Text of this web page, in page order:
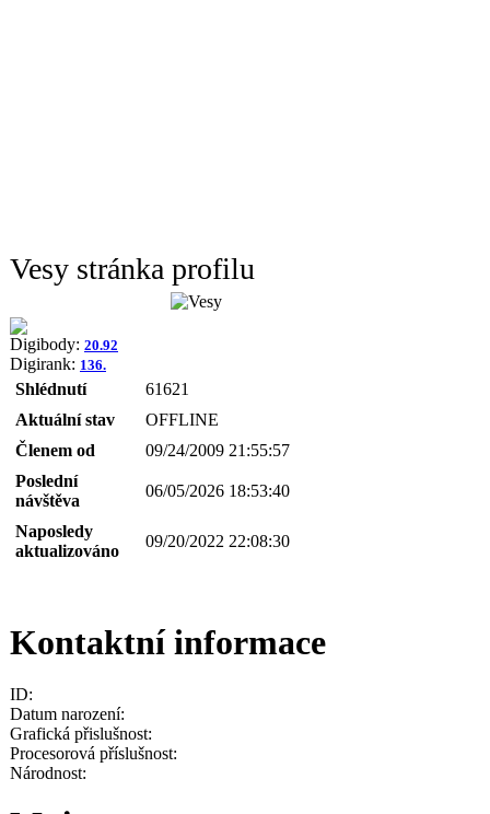
Vesy stránka profilu
Digibody: 20.92
Digirank: 136.
Shlédnutí
61621
Aktuální stav
OFFLINE
Členem od
09/24/2009 21:55:57
Poslední
návštěva
06/05/2026 18:53:40
Naposledy
aktualizováno
09/20/2022 22:08:30
Kontaktní informace
ID:
Datum narození:
Grafická přislušnost:
Procesorová příslušnost:
Národnost: